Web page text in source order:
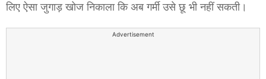
लिए ऐसा जुगाड़ खोज निकाला कि अब गर्मी उसे छू भी नहीं सकती।
Advertisement